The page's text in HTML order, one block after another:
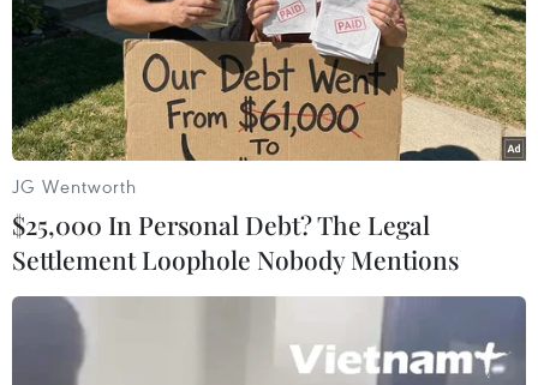
Tổng thống Mỹ và Chủ tịch Trung Quốc
JG Wentworth
$25,000 In Personal Debt? The Legal
Settlement Loophole Nobody Mentions